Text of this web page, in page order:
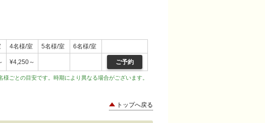
4名様/室 5名様/室 6名様/室
¥4,250～ ご予約
ごとの目安です。時期により異なる場合がございます。
トップへ戻る